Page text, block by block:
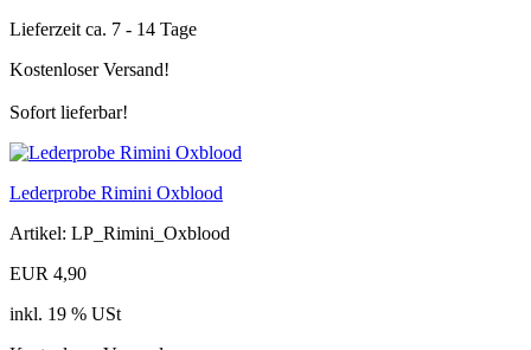
Lieferzeit ca. 7 - 14 Tage
Kostenloser Versand!
Sofort lieferbar!
Lederprobe Rimini Oxblood
Artikel: LP_Rimini_Oxblood
EUR 4,90
inkl. 19 % USt